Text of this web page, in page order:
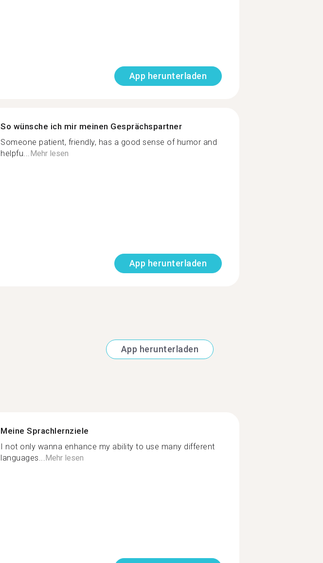
App herunterladen
So wünsche ich mir meinen Gesprächspartner
Someone patient, friendly, has a good sense of humor and
helpfu...Mehr lesen
App herunterladen
App herunterladen
Meine Sprachlernziele
I not only wanna enhance my ability to use many different
languages... Mehr lesen